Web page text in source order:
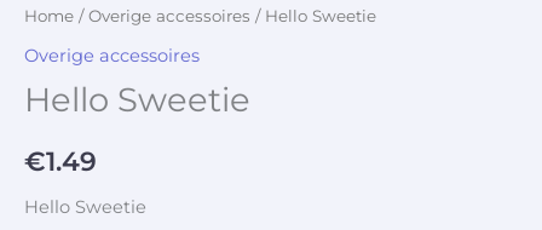
Home /Overige accessoires / Hello Sweetie
Overige accessoires
Hello Sweetie
€1.49
Hello Sweetie